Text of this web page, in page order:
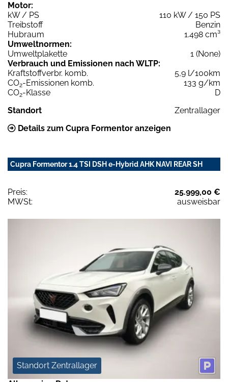
Motor:
kW / PS
110 kW / 150 PS
Treibstoff
Benzin
Hubraum
1.498 cm³
Umweltnormen:
Umweltplakette
1 (None)
Verbrauch und Emissionen nach WLTP:
Kraftstoffverbr. komb.
5,9 l/100km
CO2-Emissionen komb.
133 g/km
CO2-Klasse
D
Standort
Zentrallager
Details zum Cupra Formentor anzeigen
Cupra Formentor 1.4 TSI DSH e-Hybrid AHK NAVI REAR SH
Preis:
25.999,00 €
MWSt:
ausweisbar
Standort Zentrallager